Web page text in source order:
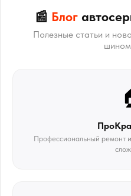
📰 Блог
Полезные статьи и
Профессиональный ремонт